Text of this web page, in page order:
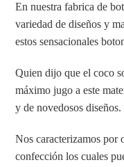
En nuestra fabrica de
variedad de diseños y
estos sensacionales
Quien dijo que el coco
máximo jugo a este
y de novedosos diseños.
Nos caracterizamos por
confección los cuales